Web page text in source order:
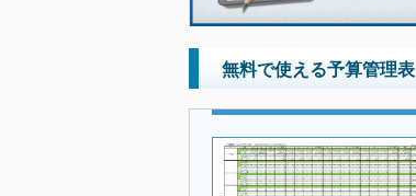
無料で使える予算管理表